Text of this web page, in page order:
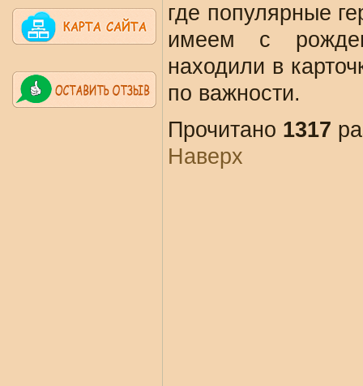
где популярные
имеем с
находили в
по важности.
Прочитано 1317
Наверх